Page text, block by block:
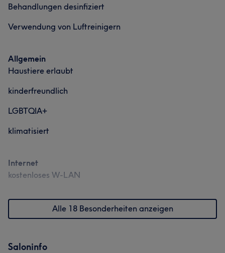
Behandlungen desinfiziert
Verwendung von Luftreinigern
Allgemein
Haustiere erlaubt
kinderfreundlich
LGBTQIA+
klimatisiert
Internet
kostenloses W-LAN
Alle 18 Besonderheiten anzeigen
Saloninfo